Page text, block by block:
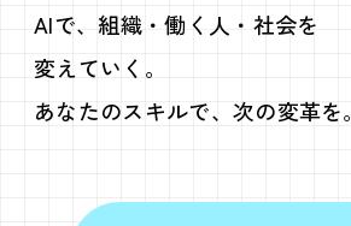
AIで、組織・働く人・社会を
変えていく。
あなたのスキルで、次の変革を。